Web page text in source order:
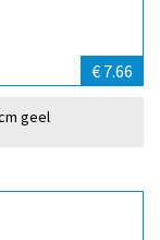
€ 7.66
geel